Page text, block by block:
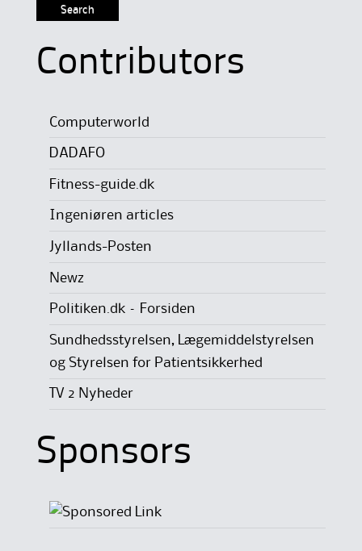
Contributors
Computerworld
DADAFO
Fitness-guide.dk
Ingeniøren articles
Jyllands-Posten
Newz
Politiken.dk – Forsiden
Sundhedsstyrelsen, Lægemiddelstyrelsen
og Styrelsen for Patientsikkerhed
TV 2 Nyheder
Sponsors